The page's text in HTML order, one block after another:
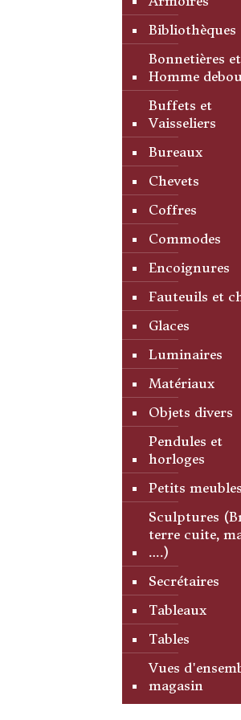
Bibliothèques
Bonnetières et
Homme
Buffets et
Vaisseliers
Bureaux
Chevets
Coffres
Commodes
Encoignures
Fauteuils et
Glaces
Luminaires
Matériaux
Objets divers
Pendules et
horloges
Petits meubles
Sculptures
terre cuite,
….)
Secrétaires
Tableaux
Tables
Vues
magasin